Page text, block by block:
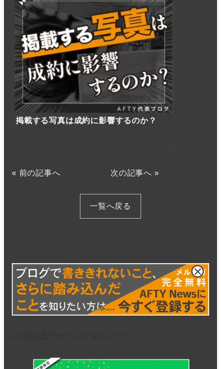
掲載する写真は成約に影響するのか？
« 前の記事へ 次の記事へ »
一覧へ戻る